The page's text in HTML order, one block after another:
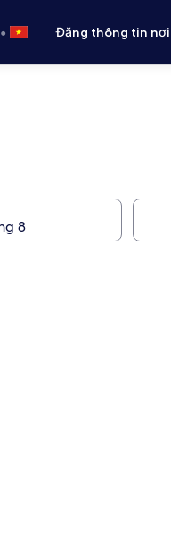
• Đăng thông tin